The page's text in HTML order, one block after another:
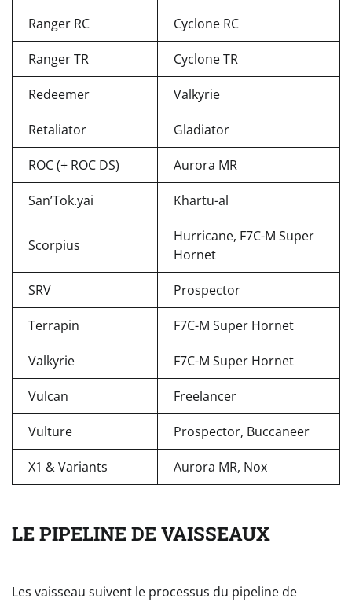
Ranger RC Cyclone RC
Ranger TR Cyclone TR
Redeemer Valkyrie
Retaliator Gladiator
ROC (+ ROC DS) Aurora MR
San’Tok.yai Khartu-al
Scorpius
Hurricane, F7C-M Super
Hornet
SRV Prospector
Terrapin F7C-M Super Hornet
Valkyrie F7C-M Super Hornet
Vulcan Freelancer
Vulture Prospector, Buccaneer
X1 & Variants Aurora MR, Nox
LE PIPELINE DE VAISSEAUX
Les vaisseau suivent le processus du pipeline de